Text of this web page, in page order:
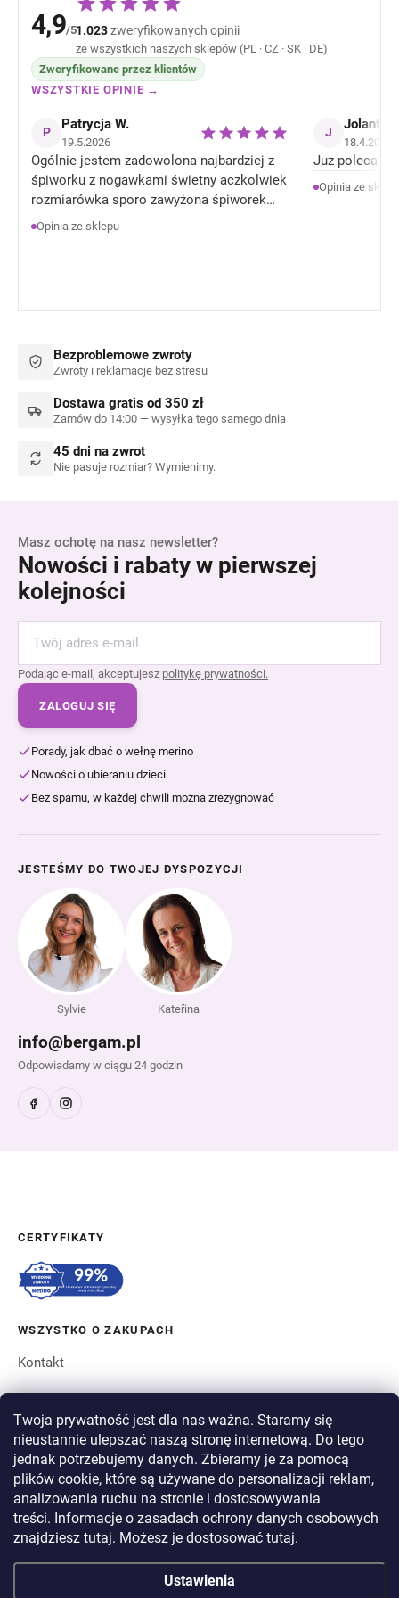
Twoja prywatność jest dla nas ważna. Staramy się
nieustannie ulepszać naszą stronę internetową. Do tego
jednak potrzebujemy danych. Zbieramy je za pomocą
plików cookie, które są używane do personalizacji reklam,
analizowania ruchu na stronie i dostosowywania
treści. Informacje o zasadach ochrony danych osobowych
znajdziesz tutaj. Możesz je dostosować tutaj.
Ustawienia
4,9/51.023zweryfikowanych opinii
ze wszystkich naszych sklepów (PL · CZ · SK · DE)
Zweryfikowane przez klientów
WSZYSTKIE OPINIE →
P Patrycja W.
19.5.2026
Ogólnie jestem zadowolona najbardziej z
śpiworku z nogawkami świetny aczkolwiek
rozmiarówka sporo zawyżona śpiworek
rozmiar 92 jest jak 104 rozmiar . Ale
Opinia ze sklepu
J Jolanta
18.4.2026
Juz poleca
Opinia ze
Bezproblemowe zwroty
Zwroty i reklamacje bez stresu
Dostawa gratis od 350 zł
Zamów do 14:00 — wysyłka tego samego dnia
45 dni na zwrot
Nie pasuje rozmiar? Wymienimy.
Masz ochotę na nasz newsletter?
Nowości i rabaty w pierwszej
kolejności
Podając e-mail, akceptujesz politykę prywatności.
ZALOGUJ SIĘ
Porady, jak dbać o wełnę merino
Nowości o ubieraniu dzieci
Bez spamu, w każdej chwili można zrezygnować
JESTEŚMY DO TWOJEJ DYSPOZYCJI
Sylvie Kateřina
info@bergam.pl
Odpowiadamy w ciągu 24 godzin
CERTYFIKATY
WSZYSTKO O ZAKUPACH
Kontakt
O BERGAM
PŁATNOŚĆ
WYSYŁKA